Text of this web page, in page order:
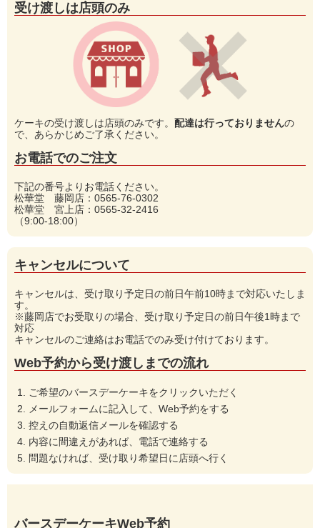
受け渡しは店頭のみ
ケーキの受け渡しは店頭のみです。 配達は行っておりませんの
で、あらかじめご了承ください。
お電話でのご注文
下記の番号よりお電話ください。
松華堂 藤岡店：0565-76-0302
松華堂 宮上店：0565-32-2416
（9:00-18:00）
キャンセルについて
キャンセルは、受け取り予定日の前日午前10時まで対応いたしま
す。
※藤岡店でお受取りの場合、受け取り予定日の前日午後1時まで
対応
キャンセルのご連絡はお電話でのみ受け付けております。
Web予約から受け渡しまでの流れ
ご希望のバースデーケーキをクリックいただく
メールフォームに記入して、Web予約をする
控えの自動返信メールを確認する
内容に間違えがあれば、電話で連絡する
問題なければ、受け取り希望日に店頭へ行く
バースデーケーキWeb予約